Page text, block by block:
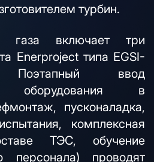
турбин.
газа включает три
Enerproject типа EGSI-
Поэтапный ввод
оборудования в
пусконаладка,
комплексная
ТЭС, обучение
персонала) проводят